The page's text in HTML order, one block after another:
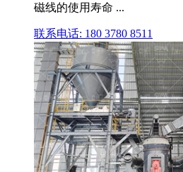
磁线的使用寿命 ...
联系电话: 180 3780 8511